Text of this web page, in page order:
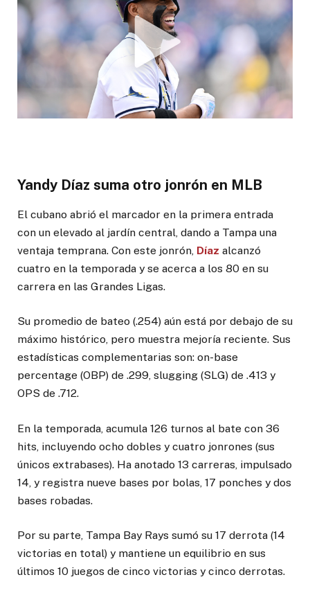
Yandy Díaz suma otro jonrón en MLB
El cubano abrió el marcador en la primera entrada
con un elevado al jardín central, dando a Tampa una
ventaja temprana. Con este jonrón, Díaz alcanzó
cuatro en la temporada y se acerca a los 80 en su
carrera en las Grandes Ligas.
Su promedio de bateo (.254) aún está por debajo de su
máximo histórico, pero muestra mejoría reciente. Sus
estadísticas complementarias son: on-base
percentage (OBP) de .299, slugging (SLG) de .413 y
OPS de .712.
En la temporada, acumula 126 turnos al bate con 36
hits, incluyendo ocho dobles y cuatro jonrones (sus
únicos extrabases). Ha anotado 13 carreras, impulsado
14, y registra nueve bases por bolas, 17 ponches y dos
bases robadas.
Por su parte, Tampa Bay Rays sumó su 17 derrota (14
victorias en total) y mantiene un equilibrio en sus
últimos 10 juegos de cinco victorias y cinco derrotas.